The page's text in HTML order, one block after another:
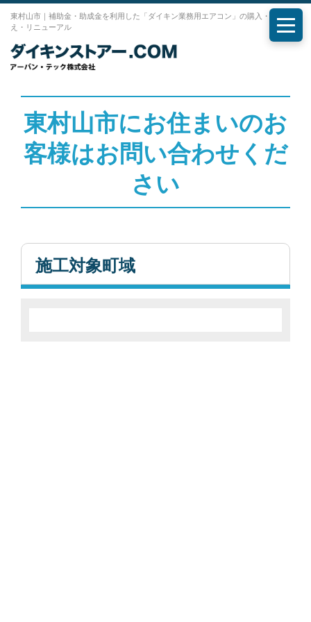
東村山市｜補助金・助成金を利用した「ダイキン業務用エアコン」の購入・入れ替
え・リニューアル
メニ
東村山市にお住まいのお
客様はお問い合わせくだ
さい
施工対象町域